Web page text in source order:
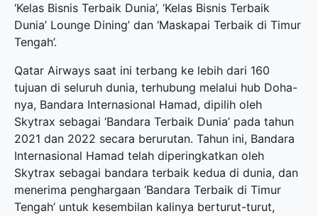
‘Kelas Bisnis Terbaik Dunia’, ‘Kelas Bisnis Terbaik
Dunia’ Lounge Dining’ dan ‘Maskapai Terbaik di Timur
Tengah’.
Qatar Airways saat ini terbang ke lebih dari 160
tujuan di seluruh dunia, terhubung melalui hub Doha-
nya, Bandara Internasional Hamad, dipilih oleh
Skytrax sebagai ‘Bandara Terbaik Dunia’ pada tahun
2021 dan 2022 secara berurutan. Tahun ini, Bandara
Internasional Hamad telah diperingkatkan oleh
Skytrax sebagai bandara terbaik kedua di dunia, dan
menerima penghargaan ‘Bandara Terbaik di Timur
Tengah’ untuk kesembilan kalinya berturut-turut,